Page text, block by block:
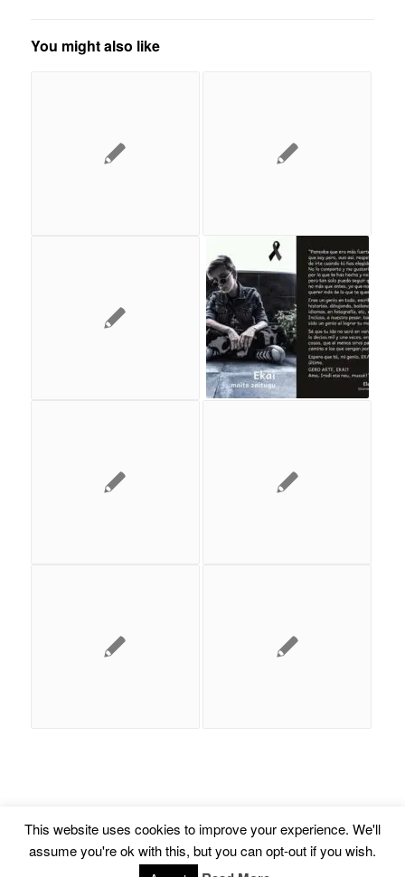
You might also like
© Copyright -Euskal Herriko Gay-Les Askapen Mugimendua- powered by
This website uses cookies to improve your experience. We'll
assume you're ok with this, but you can opt-out if you wish.